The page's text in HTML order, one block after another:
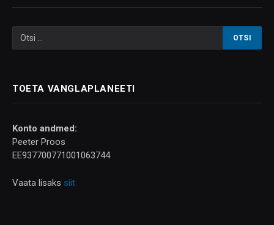
TOETA VANGLAPLANEETI
Konto andmed:
Peeter Proos
EE937700771001063744
Vaata lisaks siit